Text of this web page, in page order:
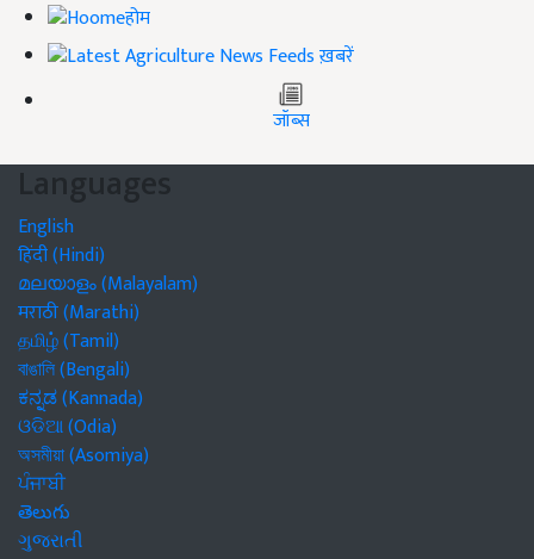
होम
ख़बरें
जॉब्स
Languages
English
हिंदी (Hindi)
മലയാളം (Malayalam)
मराठी (Marathi)
தமிழ் (Tamil)
বাঙালি (Bengali)
ಕನ್ನಡ (Kannada)
ଓଡିଆ (Odia)
অসমীয়া (Asomiya)
ਪੰਜਾਬੀ
తెలుగు
ગુજરાતી